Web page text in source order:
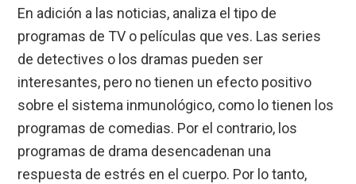
En adición a las noticias, analiza el tipo de
programas de TV o películas que ves. Las series
de detectives o los dramas pueden ser
interesantes, pero no tienen un efecto positivo
sobre el sistema inmunológico, como lo tienen los
programas de comedias. Por el contrario, los
programas de drama desencadenan una
respuesta de estrés en el cuerpo. Por lo tanto,